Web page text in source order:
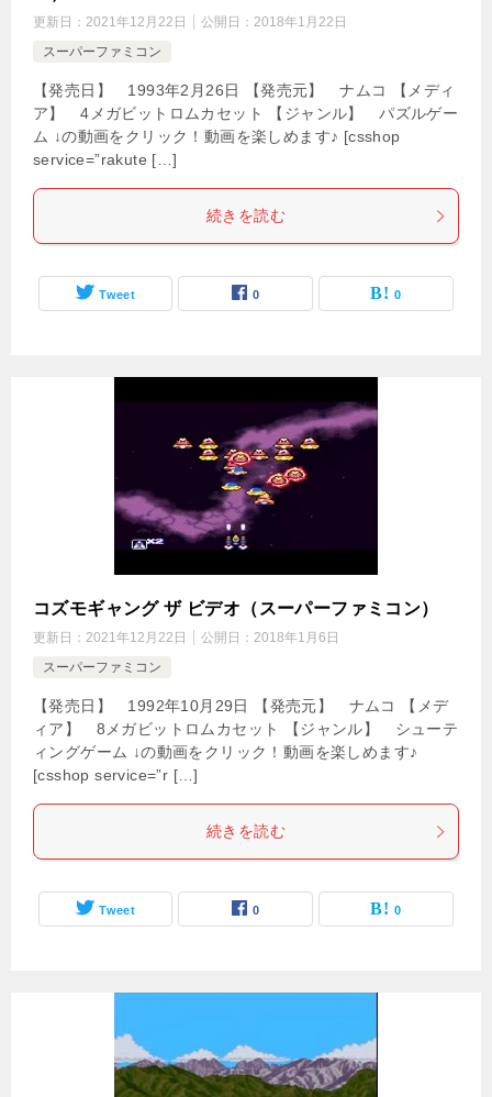
更新日： 2021年12月22日 公開日： 2018年1月22日
スーパーファミコン
【発売日】 1993年2月26日 【発売元】 ナムコ 【メディ
ア】 4メガビットロムカセット 【ジャンル】 パズルゲー
ム ↓の動画をクリック！動画を楽しめます♪ [csshop
service=”rakute […]
続きを読む
Tweet 0 0
コズモギャング ザ ビデオ（スーパーファミコン）
更新日： 2021年12月22日 公開日： 2018年1月6日
スーパーファミコン
【発売日】 1992年10月29日 【発売元】 ナムコ 【メデ
ィア】 8メガビットロムカセット 【ジャンル】 シューテ
ィングゲーム ↓の動画をクリック！動画を楽しめます♪
[csshop service=”r […]
続きを読む
Tweet 0 0